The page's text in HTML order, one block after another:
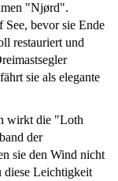
"Njørd".
See, bevor sie Ende
restauriert und
sie als elegante
wirkt die "Loth
der
sie den Wind nicht
diese Leichtigkeit